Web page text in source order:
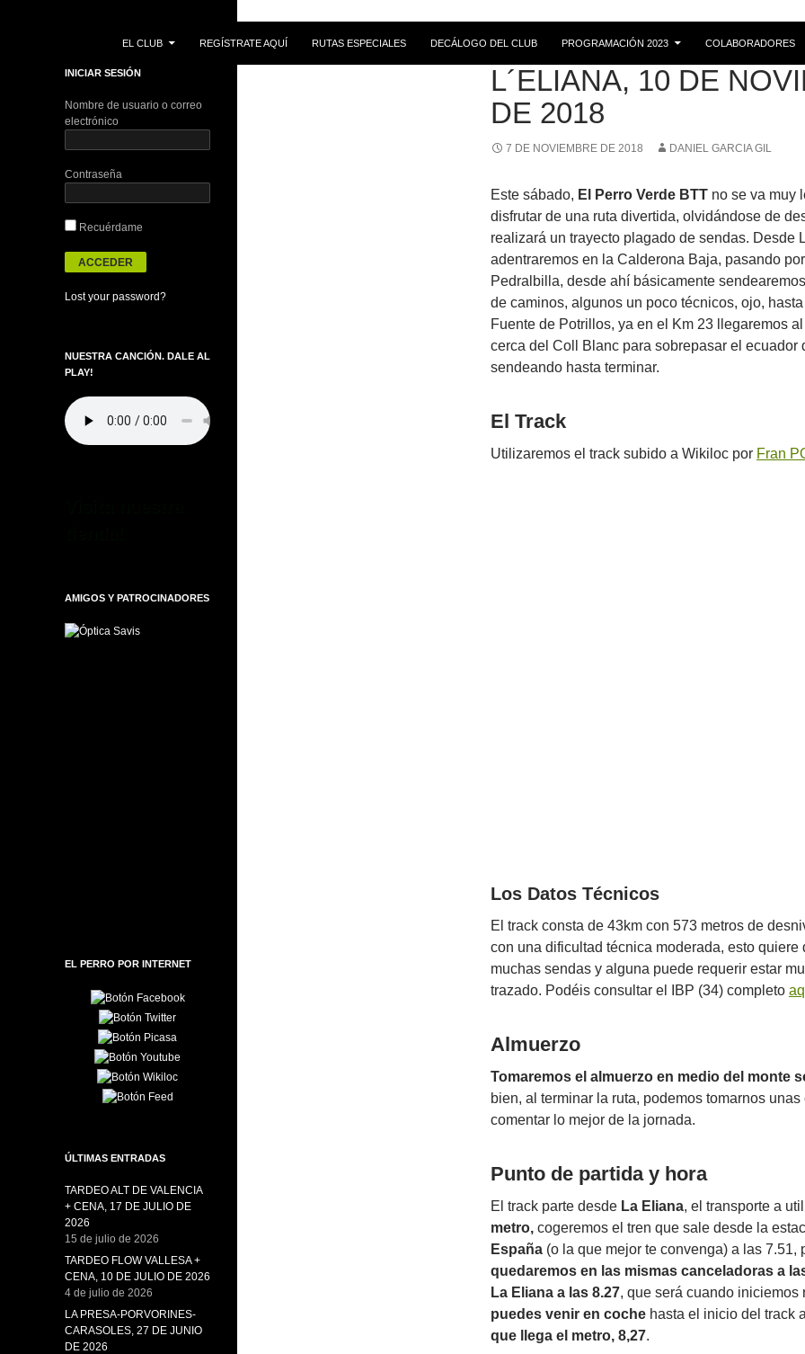
EL CLUB
REGÍSTRATE AQUÍ RUTAS ESPECIALES DECÁLOGO DEL CLUB PROGRAMACIÓN 2023 COLABORADORES
RUTAS
L´ELIANA, 10 DE
DE 2018
7 DE NOVIEMBRE DE 2018 DANIEL GARCIA GIL
Este sábado, El Perro Verde BTT no se va muy
disfrutar de una ruta divertida, olvidándose de
realizará un trayecto plagado de sendas. Desde
adentraremos en la Calderona Baja, pasando
Pedralbilla, desde ahí básicamente
de caminos, algunos un poco técnicos, ojo,
Fuente de Potrillos, ya en el Km 23 llegaremos
cerca del Coll Blanc para sobrepasar el ecuador
sendeando hasta terminar.
El Track
Utilizaremos el track subido a Wikiloc por Fran
Los Datos Técnicos
El track consta de 43km con 573 metros de
con una dificultad técnica moderada, esto quiere
muchas sendas y alguna puede requerir estar
trazado. Podéis consultar el IBP (34) completo
Almuerzo
Tomaremos el almuerzo en medio del monte
bien, al terminar la ruta, podemos tomarnos unas
comentar lo mejor de la jornada.
Punto de partida y hora
El track parte desde La Eliana, el transporte a
metro, cogeremos el tren que sale desde la
España (o la que mejor te convenga) a las 7.51,
quedaremos en las mismas canceladoras a
La Eliana a las 8.27, que será cuando iniciemos
puedes venir en coche hasta el inicio del track
que llega el metro, 8,27.
INICIAR SESIÓN
Nombre de usuario o correo
electrónico
Contraseña
Recuérdame
Lost your password?
NUESTRA CANCIÓN. DALE AL
PLAY!
AMIGOS Y PATROCINADORES
EL PERRO POR INTERNET
ÚLTIMAS ENTRADAS
TARDEO ALT DE VALENCIA
+ CENA, 17 DE JULIO DE
2026
15 de julio de 2026
TARDEO FLOW VALLESA +
CENA, 10 DE JULIO DE 2026
4 de julio de 2026
LA PRESA-PORVORINES-
CARASOLES, 27 DE JUNIO
DE 2026